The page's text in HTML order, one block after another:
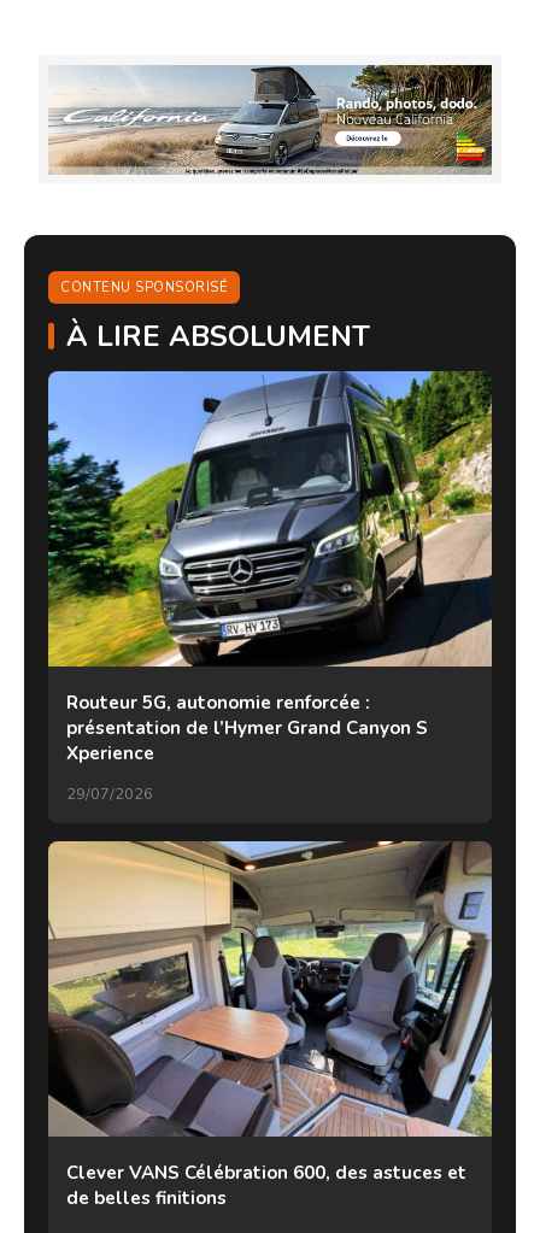
CONTENU SPONSORISÉ
À LIRE ABSOLUMENT
Routeur 5G, autonomie renforcée :
présentation de l’Hymer Grand Canyon S
Xperience
29/07/2026
Clever VANS Célébration 600, des astuces et
de belles finitions